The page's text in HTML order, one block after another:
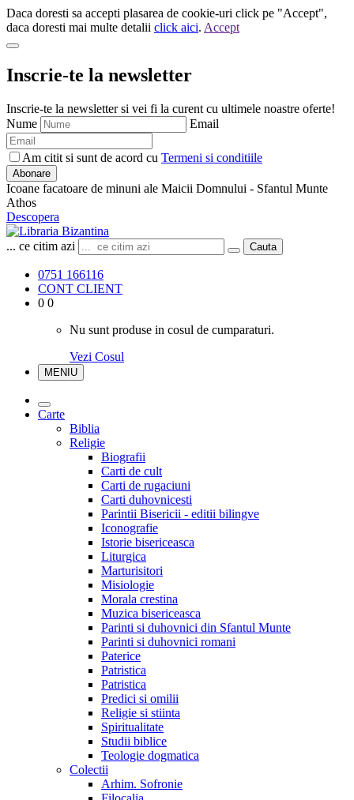
Daca doresti sa accepti plasarea de cookie-uri click pe "Accept",
daca doresti mai multe detalii click aici. Accept
Inscrie-te la newsletter
Inscrie-te la newsletter si vei fi la curent cu ultimele noastre oferte!
Nume
Email
Am citit si sunt de acord cu Termeni si conditiile
Abonare
Icoane facatoare de minuni ale Maicii Domnului - Sfantul Munte
Athos
Descopera
... ce citim azi Cauta
0751 166116
CONT CLIENT
0 0
Nu sunt produse in cosul de cumparaturi.
Vezi Cosul
MENIU
Carte
Biblia
Religie
Biografii
Carti de cult
Carti de rugaciuni
Carti duhovnicesti
Parintii Bisericii - editii bilingve
Iconografie
Istorie bisericeasca
Liturgica
Marturisitori
Misiologie
Morala crestina
Muzica bisericeasca
Parinti si duhovnici din Sfantul Munte
Parinti si duhovnici romani
Paterice
Patristica
Patristica
Predici si omilii
Religie si stiinta
Spiritualitate
Studii biblice
Teologie dogmatica
Colectii
Arhim. Sofronie